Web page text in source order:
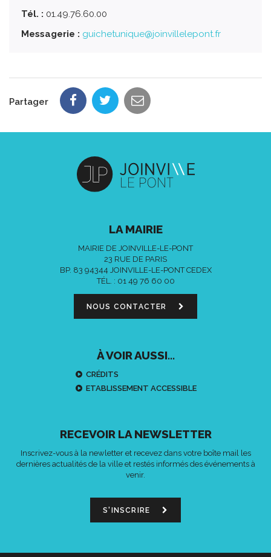
Tél. : 01.49.76.60.00
Messagerie : guichetunique@joinvillelepont.fr
Partager
LA MAIRIE
MAIRIE DE JOINVILLE-LE-PONT
23 RUE DE PARIS
BP. 83 94344 JOINVILLE-LE-PONT CEDEX
TÉL. : 01 49 76 60 00
NOUS CONTACTER
À VOIR AUSSI...
CRÉDITS
ETABLISSEMENT ACCESSIBLE
RECEVOIR LA NEWSLETTER
Inscrivez-vous à la newletter et recevez dans votre boîte mail les
dernières actualités de la ville et restés informés des événements à
venir.
S'INSCRIRE